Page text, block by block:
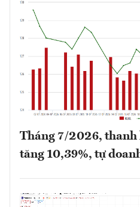
Tháng 7/2026,
tăng 10,39%, tự